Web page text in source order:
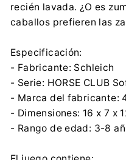
0048
recién lavada. ¿O es
caballos prefieren las
Especificación:
- Fabricante: Schleich
- Serie: HORSE CLUB
- Marca del fabricante:
- Dimensiones: 16 x 7 x
- Rango de edad: 3-8